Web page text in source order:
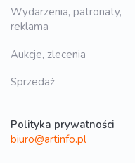
Wydarzenia, patronaty,
reklama
Aukcje, zlecenia
Sprzedaż
Polityka prywatności
biuro@artinfo.pl